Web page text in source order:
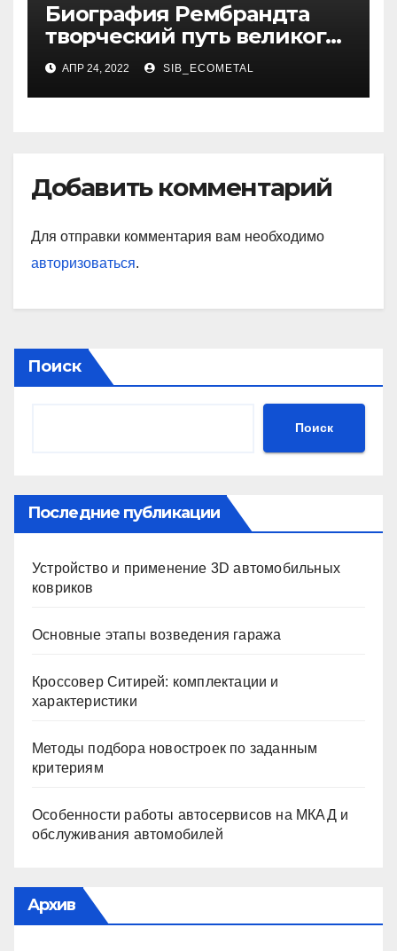
Биография Рембрандта
творческий путь великого
художника
АПР 24, 2022 SIB_ECOMETAL
Добавить комментарий
Для отправки комментария вам необходимо
авторизоваться.
Поиск
Поиск
Последние публикации
Устройство и применение 3D автомобильных
ковриков
Основные этапы возведения гаража
Кроссовер Ситирей: комплектации и
характеристики
Методы подбора новостроек по заданным
критериям
Особенности работы автосервисов на МКАД и
обслуживания автомобилей
Архив